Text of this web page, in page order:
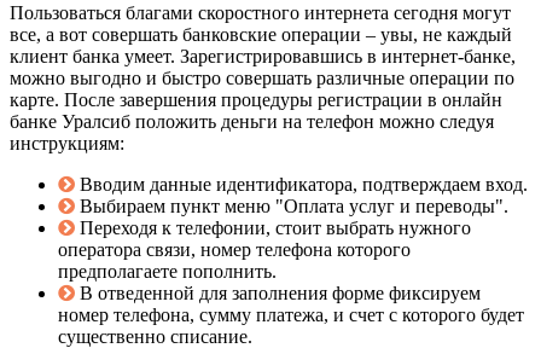
Пользоваться благами скоростного интернета сегодня могут
все, а вот совершать банковские операции – увы, не каждый
клиент банка умеет. Зарегистрировавшись в интернет-банке,
можно выгодно и быстро совершать различные операции по
карте. После завершения процедуры регистрации в онлайн
банке Уралсиб положить деньги на телефон можно следуя
инструкциям:
Вводим данные идентификатора, подтверждаем вход.
Выбираем пункт меню "Оплата услуг и переводы".
Переходя к телефонии, стоит выбрать нужного
оператора связи, номер телефона которого
предполагаете пополнить.
В отведенной для заполнения форме фиксируем
номер телефона, сумму платежа, и счет с которого будет
существенно списание.